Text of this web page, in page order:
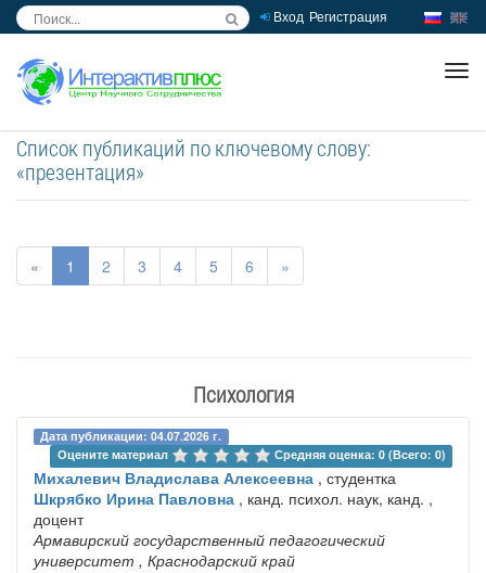
Вход Регистрация
Список публикаций по ключевому слову:
«презентация»
« 1 2 3 4 5 6 »
Психология
Дата публикации: 04.07.2026 г.
Оцените материал
Средняя оценка: 0 (Всего: 0)
Михалевич Владислава Алексеевна , студентка
Шкрябко Ирина Павловна , канд. психол. наук, канд. ,
доцент
Армавирский государственный педагогический
университет , Краснодарский край